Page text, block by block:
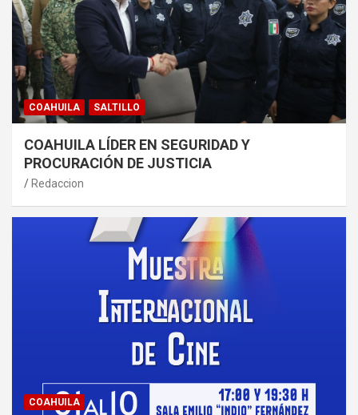
COAHUILA SALTILLO
COAHUILA LÍDER EN SEGURIDAD Y
PROCURACIÓN DE JUSTICIA
Redaccion
COAHUILA